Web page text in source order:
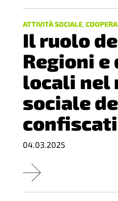
ATTIVITÀ SOCIALE,
Il ruolo
Regioni
locali nel
sociale
confiscati
04.03.2025